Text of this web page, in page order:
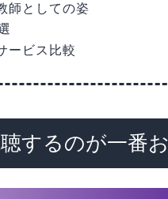
師としての姿
ービス比較
するのが一番